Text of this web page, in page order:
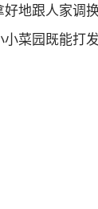
地跟人家调
菜园既能打